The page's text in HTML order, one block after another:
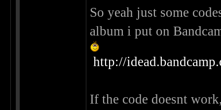
So yeah just some
album i put on
http://
If the code doesnt